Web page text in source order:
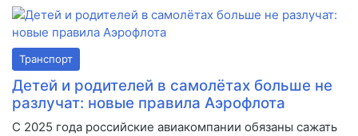
Транспорт
Детей и родителей в самолётах больше не
разлучат: новые правила Аэрофлота
С 2025 года российские авиакомпании обязаны сажать